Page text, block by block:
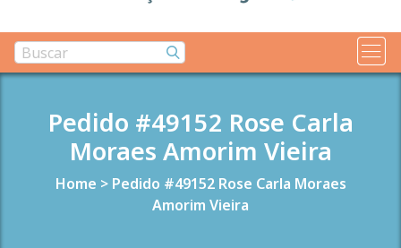
Pedido #49152 Rose Carla
Moraes Amorim Vieira
Home > Pedido #49152 Rose Carla Moraes
Amorim Vieira